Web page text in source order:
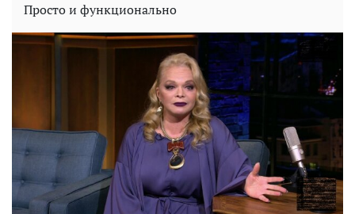
Просто и функционально